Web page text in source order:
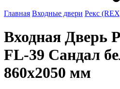
Главная Входные двери Рекс
Входная Дверь
FL-39 Сандал
860x2050 мм